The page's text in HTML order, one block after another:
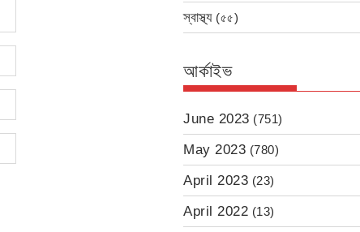
স্বাস্থ্য(৫৫)
আর্কাইভ
June 2023 (751)
May 2023 (780)
April 2023 (23)
April 2022 (13)